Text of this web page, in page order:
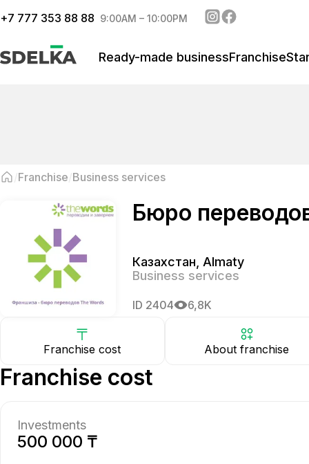
+7 777 353 88 88 9:00AM – 10:00PM
Ready-made businessFranchise
Franchise Business services
ID 2404 6,8K
Бюро
Казахстан Almaty
Business services
Franchise cost About franchise
Franchise cost
Investments
500 000 ₸